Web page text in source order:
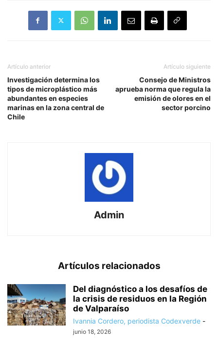
Artículo anterior
Investigación determina los
tipos de microplástico más
abundantes en especies
marinas en la zona central de
Chile
Artículo siguiente
Consejo de Ministros
aprueba norma que regula la
emisión de olores en el
sector porcino
Admin
Artículos relacionados
Del diagnóstico a los desafíos de
la crisis de residuos en la Región
de Valparaíso
Ivannia Cordero, periodista Codexverde -
junio 18, 2026